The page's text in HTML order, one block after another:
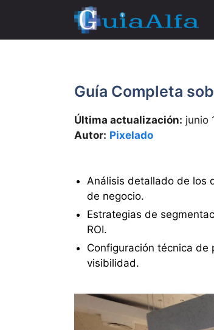
contenido
Guía Completa
Última actualización: junio
Autor: Pixelado
Análisis detallado de los
de negocio.
Estrategias de
ROI.
Configuración técnica de
visibilidad.